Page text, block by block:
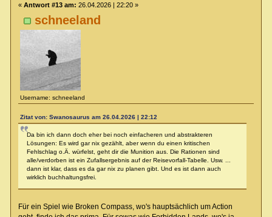
schneeland
Username: schneeland
« Antwort #13 am: 26.04.2026 | 22:20 »
Zitat von: Swanosaurus am 26.04.2026 | 22:12
Da bin ich dann doch eher bei noch einfacheren und abstrakteren
Lösungen: Es wird gar nix gezählt, aber wenn du einen kritischen
Fehlschlag o.Ä. würfelst, geht dir die Munition aus. Die Rationen sind
alle/verdorben ist ein Zufallsergebnis auf der Reisevorfall-Tabelle. Usw. ...
dann ist klar, dass es da gar nix zu planen gibt. Und es ist dann auch
wirklich buchhaltungsfrei.
Für ein Spiel wie Broken Compass, wo's hauptsächlich um Action